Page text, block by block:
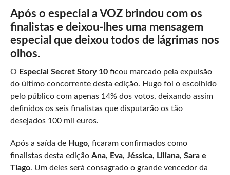
Após o especial a VOZ brindou com os
finalistas e deixou-lhes uma mensagem
especial que deixou todos de lágrimas nos
olhos.
O Especial Secret Story 10ficou marcado pela expulsão
do último concorrente desta edição. Hugo foi o escolhido
pelo público com apenas 14% dos votos, deixando assim
definidos os seis finalistas que disputarão os tão
desejados 100 mil euros.
Após a saída de Hugo, ficaram confirmados como
finalistas desta edição Ana, Eva, Jéssica, Liliana, Sara e
Tiago. Um deles será consagrado o grande vencedor da